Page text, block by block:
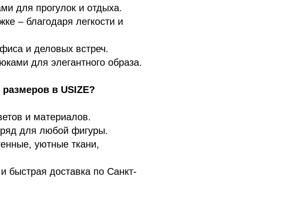
для прогулок и отдыха.
– благодаря легкости и
и деловых встреч.
для элегантного образа.
в USIZE?
и материалов.
для любой фигуры.
уютные ткани,
быстрая доставка по Санкт-